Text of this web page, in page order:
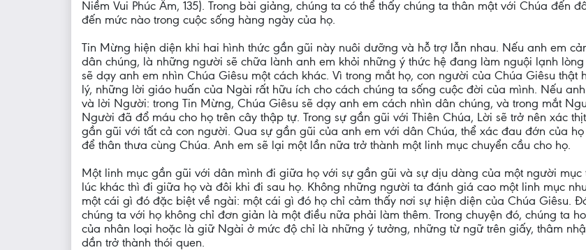
Niềm Vui Phúc Âm, 135). Trong bài giảng, chúng ta có thể thấy chúng ta thân mật với Chúa đến
đến mức nào trong cuộc sống hàng ngày của họ.
Tin Mừng hiện diện khi hai hình thức gần gũi này nuôi dưỡng và hỗ trợ lẫn nhau. Nếu anh em
dân chúng, là những người sẽ chữa lành anh em khỏi những ý thức hệ đang làm nguội lạnh
sẽ dạy anh em nhìn Chúa Giêsu một cách khác. Vì trong mắt họ, con người của Chúa Giêsu
lý, những lời giáo huấn của Ngài rất hữu ích cho cách chúng ta sống cuộc đời của mình. Nếu
và lời Người: trong Tin Mừng, Chúa Giêsu sẽ dạy anh em cách nhìn dân chúng, và trong mắt
Người đã đổ máu cho họ trên cây thập tự. Trong sự gần gũi với Thiên Chúa, Lời sẽ trở nên xác
gần gũi với tất cả con người. Qua sự gần gũi của anh em với dân Chúa, thể xác đau đớn của
để thân thưa cùng Chúa. Anh em sẽ lại một lần nữa trở thành một linh mục chuyển cầu cho họ.
Một linh mục gần gũi với dân mình đi giữa họ với sự gần gũi và sự dịu dàng của một người
lúc khác thì đi giữa họ và đôi khi đi sau họ. Không những người ta đánh giá cao một linh mục
một cái gì đó đặc biệt về ngài: một cái gì đó họ chỉ cảm thấy nơi sự hiện diện của Chúa Giêsu.
chúng ta với họ không chỉ đơn giản là một điều nữa phải làm thêm. Trong chuyện đó, chúng ta
của nhân loại hoặc là giữ Ngài ở mức độ chỉ là những ý tưởng, những từ ngữ trên giấy, thâm
dần trở thành thói quen.